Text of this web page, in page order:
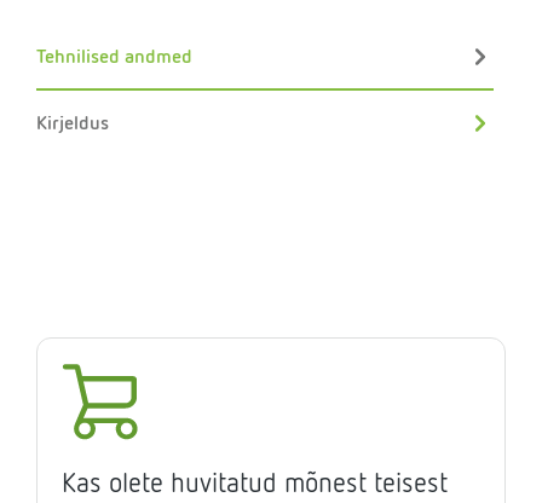
Tehnilised andmed
Kirjeldus
Kas olete huvitatud mõnest teisest